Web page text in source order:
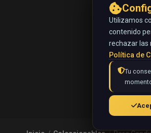
Utilizamos
contenido
rechazar las
Política de
Tu